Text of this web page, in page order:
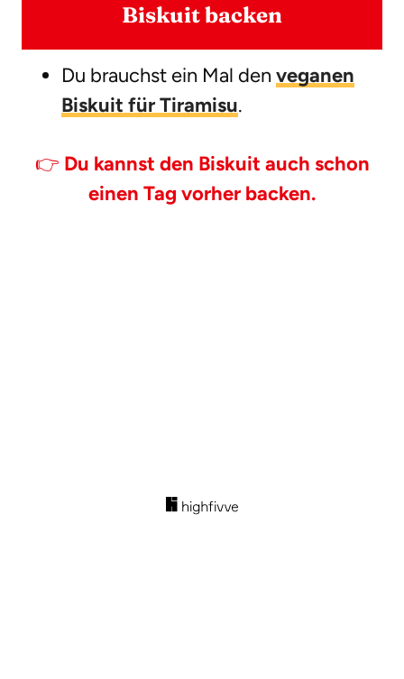
Biskuit backen
Du brauchst ein Mal den veganen
Biskuit für Tiramisu.
👉 Du kannst den Biskuit auch schon
einen Tag vorher backen.